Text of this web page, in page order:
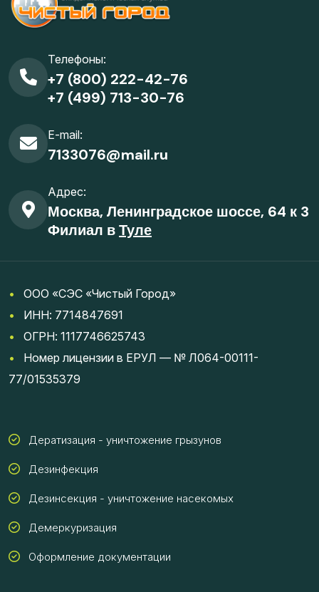
Телефоны:
+7 (800) 222-42-76
+7 (499) 713-30-76
E-mail:
7133076@mail.ru
Адрес:
Москва, Ленинградское шоссе, 64 к 3
Филиал вТуле
• ООО «СЭС «Чистый Город»
•
ИНН: 7714847691
• ОГРН: 1117746625743
• Номер лицензии в ЕРУЛ — № Л064-00111-
77/01535379
Дератизация - уничтожение грызунов
Дезинфекция
Дезинсекция - уничтожение насекомых
Демеркуризация
Оформление документации